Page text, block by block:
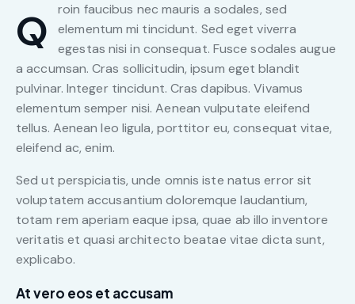
Q
roin faucibus nec mauris a sodales, sed
elementum mi tincidunt. Sed eget viverra
egestas nisi in consequat. Fusce sodales augue
a accumsan. Cras sollicitudin, ipsum eget blandit
pulvinar. Integer tincidunt. Cras dapibus. Vivamus
elementum semper nisi. Aenean vulputate eleifend
tellus. Aenean leo ligula, porttitor eu, consequat vitae,
eleifend ac, enim.
Sed ut perspiciatis, unde omnis iste natus error sit
voluptatem accusantium doloremque laudantium,
totam rem aperiam eaque ipsa, quae ab illo inventore
veritatis et quasi architecto beatae vitae dicta sunt,
explicabo.
At vero eos et accusam